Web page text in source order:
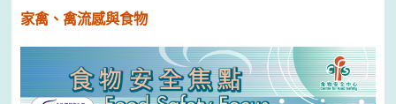
家禽、禽流感與食物